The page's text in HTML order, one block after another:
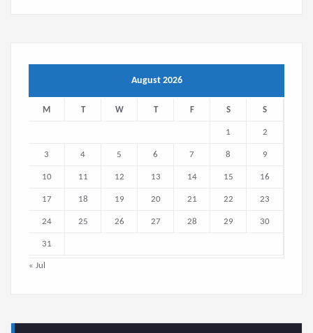
August 2026
M T W T F S S
1 2
3 4 5 6 7 8 9
10 11 12 13 14 15 16
17 18 19 20 21 22 23
24 25 26 27 28 29 30
31
« Jul